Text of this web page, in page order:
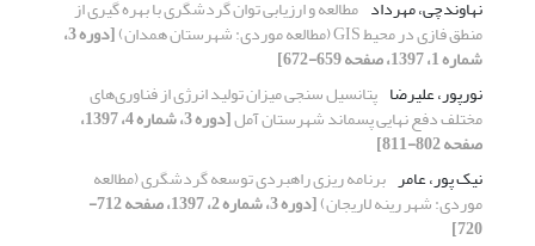
نهاوندچی، مهرداد مطالعه و ارزیابی توان گردشگری با بهره گیری از
منطق فازی در محیط GIS (مطالعه موردی: شهرستان همدان) [دوره 3،
شماره 1، 1397، صفحه 659-672]
نورپور، علیرضا پتانسیل سنجی میزان تولید انرژی از فناوری‌های
مختلف دفع نهایی پسماند شهرستان آمل [دوره 3، شماره 4، 1397،
صفحه 802-811]
نیک پور، عامر برنامه ریزی راهبردی توسعه گردشگری (مطالعه
موردی: شهر رینه لاریجان) [دوره 3، شماره 2، 1397، صفحه 712-
720]